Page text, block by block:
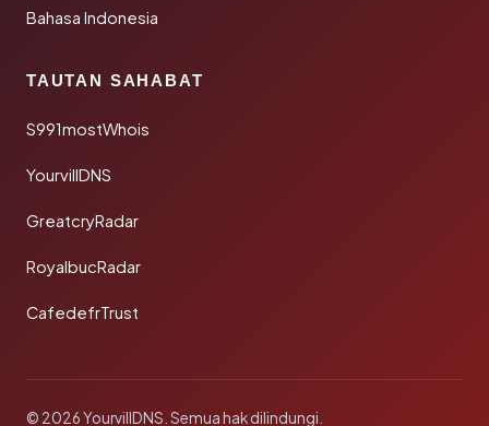
Bahasa Indonesia
TAUTAN SAHABAT
S991mostWhois
YourvillDNS
GreatcryRadar
RoyalbucRadar
CafedefrTrust
© 2026 YourvillDNS. Semua hak dilindungi.